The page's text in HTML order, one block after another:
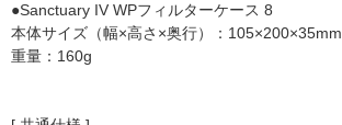
●Sanctuary IV WPフィルターケース 8
本体サイズ（幅×高さ×奥行）：105×200×35mm
重量：160g